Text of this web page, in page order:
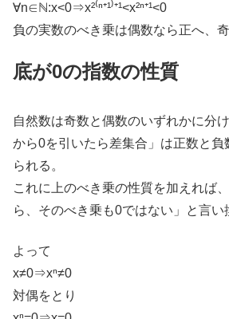
∀n∈ℕ:x<0⇒x²⁽ⁿ⁺¹⁾⁺¹<x²ⁿ⁺¹<0
負の実数のべき乗は偶数なら正へ、
底が0の指数の性質
自然数は奇数と偶数のいずれかに分
から0を引いたら差集合」は正数と負
られる。
これに上のべき乗の性質を加えれば
ら、そのべき乗も0ではない」と言い
よって
x≠0⇒xⁿ≠0
対偶をとり